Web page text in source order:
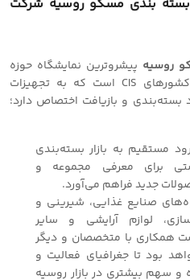
بسته بندی مسکو روسیه شرکت
روسیه پیشروترین نمایشگاه حوزه
چاپ و بسته‌بندی در روسیه و کشورهای CIS است که به تجهیزات
بسته‌بندی و بازیافت اختصاص دارد؛
مستقیم به بازار بسته‌بندی
برای معرفی مجموعه و
جدید فراهم می‌آورد.
صنایع غذایی، شیرینی و
لوازم آرایشی و سایر
همکاری با متخصصان و دیگر
بود تا جغرافیای فعالیت و
سهم بیشتری در بازار روسیه